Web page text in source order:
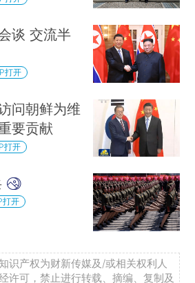
谈 交流半
打开
问朝鲜为维
要贡献
打开
打开
识产权为财新传媒及/或相关权利人
许可，禁止进行转载、摘编、复制及